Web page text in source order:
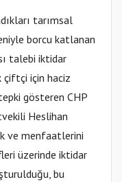
tarımsal
borcu katlanan
talebi iktidar
çiftçi için haciz
gösteren CHP
Heslihan
ve menfaatlerini
üzerinde iktidar
bu